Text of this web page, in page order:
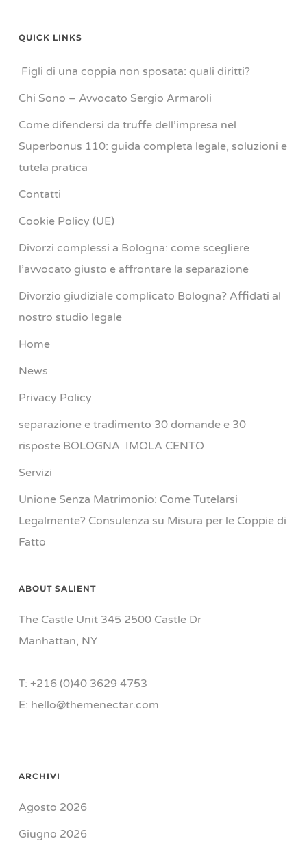
QUICK LINKS
Figli di una coppia non sposata: quali diritti?
Chi Sono – Avvocato Sergio Armaroli
Come difendersi da truffe dell’impresa nel
Superbonus 110: guida completa legale, soluzioni e
tutela pratica
Contatti
Cookie Policy (UE)
Divorzi complessi a Bologna: come scegliere
l’avvocato giusto e affrontare la separazione
Divorzio giudiziale complicato Bologna? Affidati al
nostro studio legale
Home
News
Privacy Policy
separazione e tradimento 30 domande e 30
risposte BOLOGNA IMOLA CENTO
Servizi
Unione Senza Matrimonio: Come Tutelarsi
Legalmente? Consulenza su Misura per le Coppie di
Fatto
ABOUT SALIENT
The Castle Unit 345 2500 Castle Dr
Manhattan, NY
T: +216 (0)40 3629 4753
E: hello@themenectar.com
ARCHIVI
Agosto 2026
Giugno 2026